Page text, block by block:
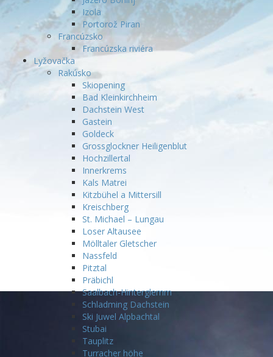
Izola
Portorož Piran
Francúzsko
Francúzska riviéra
Lyžovačka
Rakúsko
Skiopening
Bad Kleinkirchheim
Dachstein West
Gastein
Goldeck
Grossglockner Heiligenblut
Hochzillertal
Innerkrems
Kals Matrei
Kitzbühel a Mittersill
Kreischberg
St. Michael – Lungau
Loser Altausee
Mölltaler Gletscher
Nassfeld
Pitztal
Präbichl
Saalbach-Hinterglemm
Schladming Dachstein
Ski Juwel Alpbachtal
Stubai
Tauplitz
Turracher höhe